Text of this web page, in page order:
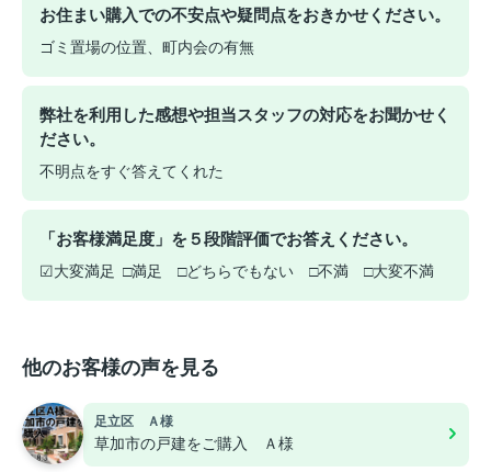
お住まい購入での不安点や疑問点をおきかせください。
ゴミ置場の位置、町内会の有無
弊社を利用した感想や担当スタッフの対応をお聞かせく
ださい。
不明点をすぐ答えてくれた
「お客様満足度」を５段階評価でお答えください。
☑大変満足 □満足 □どちらでもない □不満 □大変不満
他のお客様の声を見る
足立区 Ａ様
草加市の戸建をご購入 Ａ様